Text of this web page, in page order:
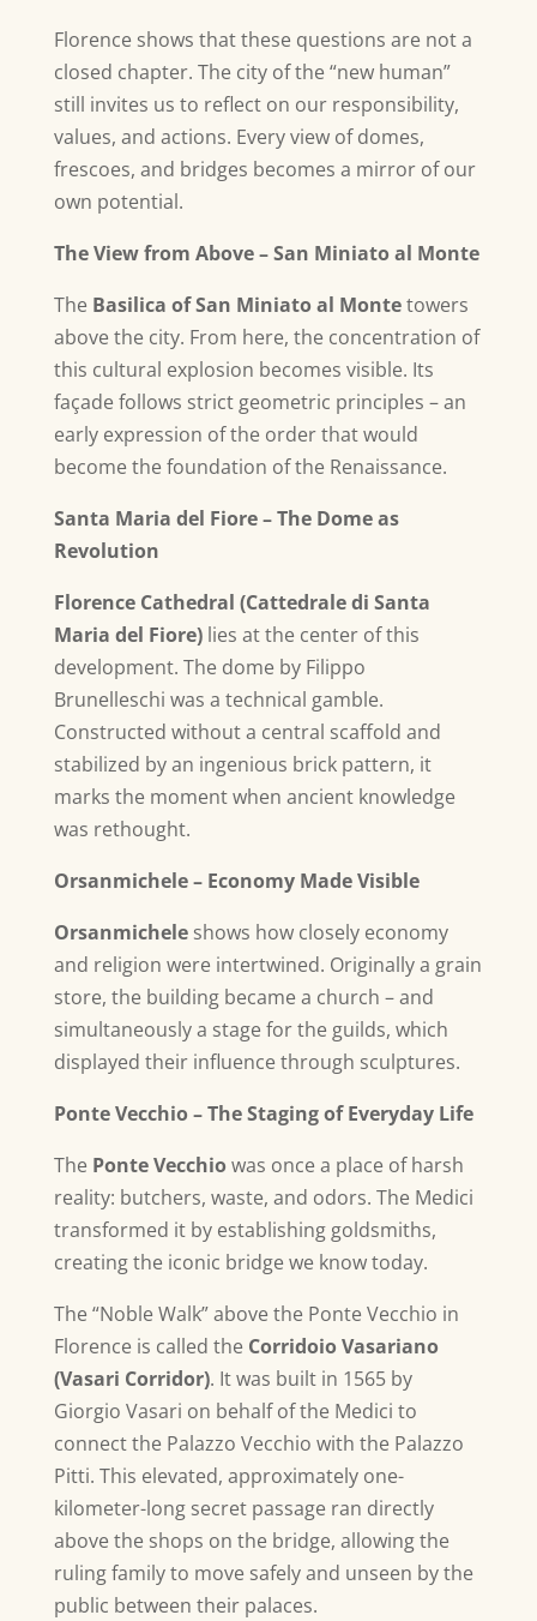
Florence shows that these questions are not a
closed chapter. The city of the “new human”
still invites us to reflect on our responsibility,
values, and actions. Every view of domes,
frescoes, and bridges becomes a mirror of our
own potential.
The View from Above – San Miniato al Monte
The Basilica of San Miniato al Montetowers
above the city. From here, the concentration of
this cultural explosion becomes visible. Its
façade follows strict geometric principles – an
early expression of the order that would
become the foundation of the Renaissance.
Santa Maria del Fiore – The Dome as
Revolution
Florence Cathedral (Cattedrale di Santa
Maria del Fiore)lies at the center of this
development. The dome by Filippo
Brunelleschi was a technical gamble.
Constructed without a central scaffold and
stabilized by an ingenious brick pattern, it
marks the moment when ancient knowledge
was rethought.
Orsanmichele – Economy Made Visible
Orsanmicheleshows how closely economy
and religion were intertwined. Originally a grain
store, the building became a church – and
simultaneously a stage for the guilds, which
displayed their influence through sculptures.
Ponte Vecchio – The Staging of Everyday Life
The Ponte Vecchiowas once a place of harsh
reality: butchers, waste, and odors. The Medici
transformed it by establishing goldsmiths,
creating the iconic bridge we know today.
The “Noble Walk” above the Ponte Vecchio in
Florence is called the Corridoio Vasariano
(Vasari Corridor). It was built in 1565 by
Giorgio Vasari on behalf of the Medici to
connect the Palazzo Vecchio with the Palazzo
Pitti. This elevated, approximately one-
kilometer-long secret passage ran directly
above the shops on the bridge, allowing the
ruling family to move safely and unseen by the
public between their palaces.